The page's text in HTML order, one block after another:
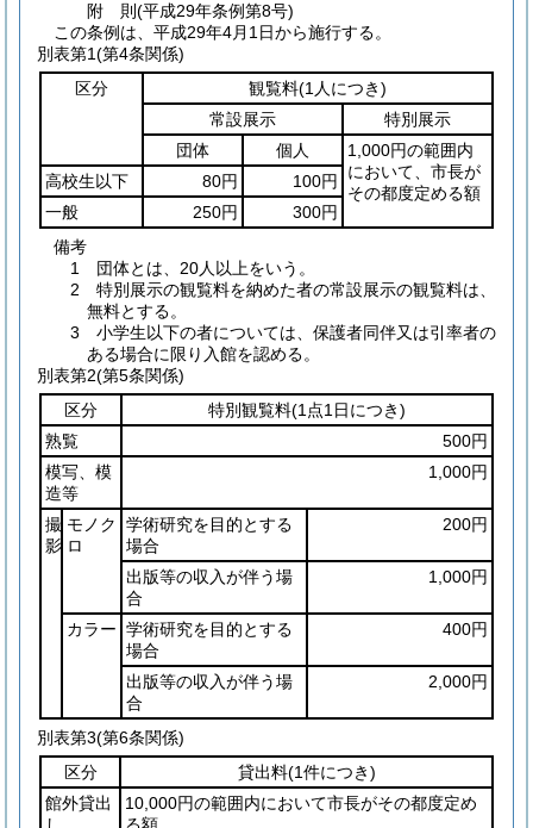
附 則(平成29年条例第8号)
この条例は、平成29年4月1日から施行する。
別表第1(第4条関係)
区分
観覧料(1人につき)
常設展示
特別展示
団体
個人
1,000円の範囲内
において、市長が
その都度定める額
高校生以下 80円
100円
一般
250円
300円
備考
1 団体とは、20人以上をいう。
2 特別展示の観覧料を納めた者の常設展示の観覧料は、
無料とする。
3 小学生以下の者については、保護者同伴又は引率者の
ある場合に限り入館を認める。
別表第2(第5条関係)
区分
特別観覧料(1点1日につき)
熟覧
500円
模写、模
造等
1,000円
撮
影
モノク
ロ
学術研究を目的とする
場合
200円
出版等の収入が伴う場
合
1,000円
カラー 学術研究を目的とする
場合
400円
出版等の収入が伴う場
合
2,000円
別表第3(第6条関係)
区分
貸出料(1件につき)
館外貸出
10,000円の範囲内において市長がその都度定め